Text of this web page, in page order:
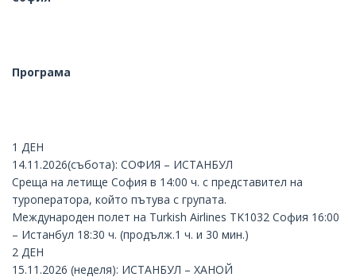
Програма
1 ДЕН
14.11.2026(събота): СОФИЯ – ИСТАНБУЛ
Среща на летище София в 14:00 ч. с представител на
туроператора, който пътува с групата.
Международен полет на Turkish Airlines TK1032 София 16:00
– Истанбул 18:30 ч. (продълж.1 ч. и 30 мин.)
2 ДЕН
15.11.2026 (неделя): ИСТАНБУЛ – ХАНОЙ